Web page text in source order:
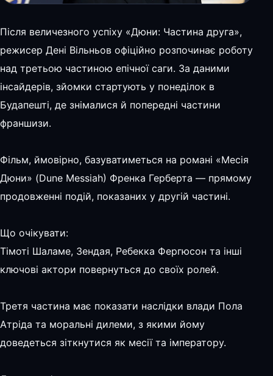
Після величезного успіху «Дюни: Частина друга»,
режисер Дені Вільньов офіційно розпочинає роботу
над третьою частиною епічної саги. За даними
інсайдерів, зйомки стартують у понеділок в
Будапешті, де знімалися й попередні частини
франшизи.
Фільм, ймовірно, базуватиметься на романі «Месія
Дюни» (Dune Messiah) Френка Герберта — прямому
продовженні подій, показаних у другій частині.
Що очікувати:
Тімоті Шаламе, Зендая, Ребекка Фергюсон та інші
ключові актори повернуться до своїх ролей.
Третя частина має показати наслідки влади Пола
Атріда та моральні дилеми, з якими йому
доведеться зіткнутися як месії та імператору.